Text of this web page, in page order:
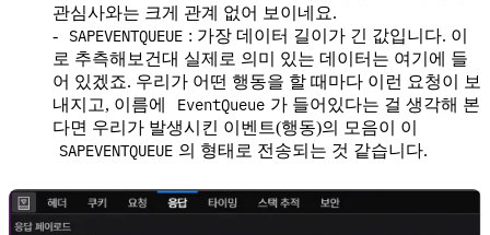
관심사와는 크게 관계 없어 보이네요.
SAPEVENTQUEUE : 가장 데이터 길이가 긴 값입니다. 이
로 추측해보건대 실제로 의미 있는 데이터는 여기에 들
어 있겠죠. 우리가 어떤 행동을 할 때마다 이런 요청이 보
내지고, 이름에
EventQueue 가 들어있다는 걸 생각해 본
다면 우리가 발생시킨 이벤트(행동)의 모음이 이
SAPEVENTQUEUE 의 형태로 전송되는 것 같습니다.